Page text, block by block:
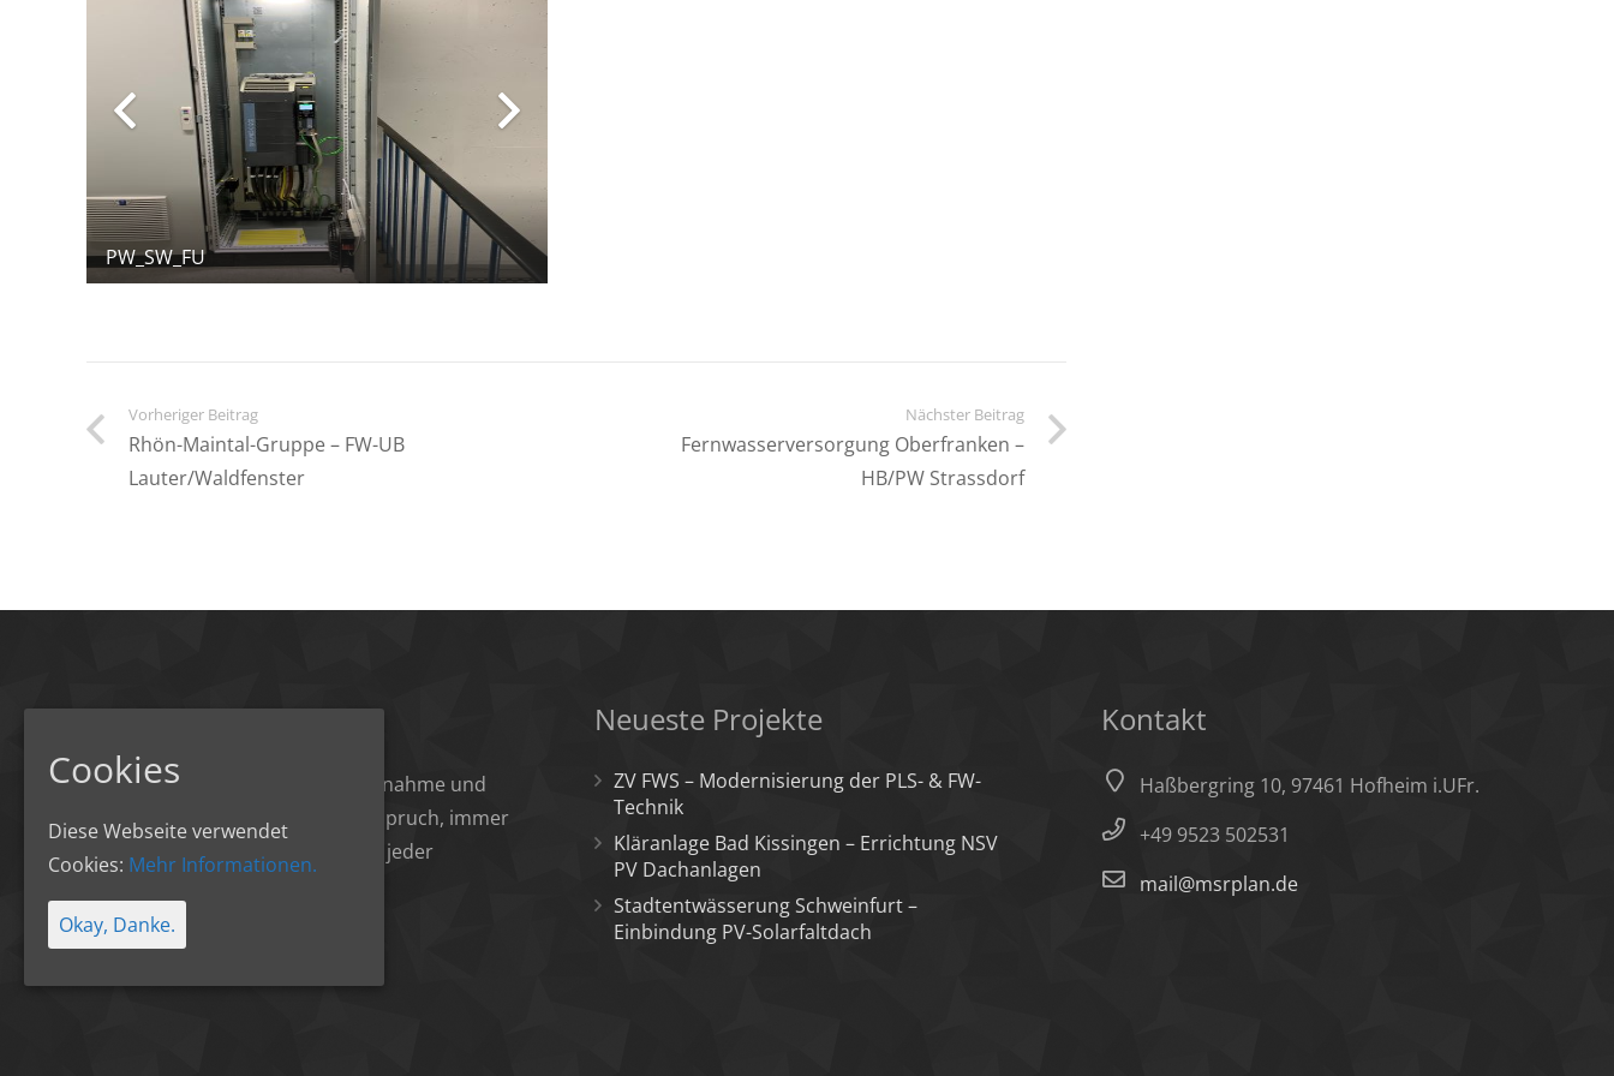
PW_SW_FU
Vorheriger Beitrag
Rhön-Maintal-Gruppe – FW-UB
Lauter/Waldfenster
Nächster Beitrag
Fernwasserversorgung Oberfranken –
HB/PW Strassdorf
MSRplan
Egal ob Planung, Ausführung, Abnahme und
Abrechnung – wir haben den Anspruch, immer
beste Arbeit zu leisten und Sie in jeder
Neueste Projekte
ZV FWS – Modernisierung der PLS- & FW-
Technik
Kläranlage Bad Kissingen – Errichtung NSV
PV Dachanlagen
Stadtentwässerung Schweinfurt –
Einbindung PV-Solarfaltdach
Kontakt
Haßbergring 10, 97461 Hofheim i.UFr.
+49 9523 502531
mail@msrplan.de
Cookies
Diese Webseite verwendet
Cookies: Mehr Informationen.
Okay, Danke.